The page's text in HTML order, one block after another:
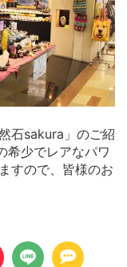
石sakura」のご紹
希少でレアなパワ
すので、皆様のお